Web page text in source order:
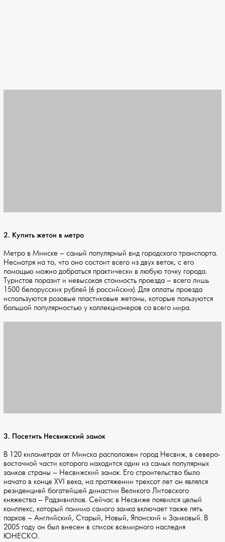
2. Купить жетон в метро
Метро в Минске – самый популярный вид городского транспорта.
Несмотря на то, что оно состоит всего из двух веток, с его
помощью можно добраться практически в любую точку города.
Туристов поразит и невысокая стоимость проезда – всего лишь
1500 белорусских рублей (6 российских). Для оплаты проезда
используются розовые пластиковые жетоны, которые пользуются
большой популярностью у коллекционеров со всего мира.
3. Посетить Несвижский замок
В 120 километрах от Минска расположен город Несвиж, в северо-
восточной части которого находится один из самых популярных
замков страны – Несвижский замок. Его строительство было
начато в конце XVI века, на протяжении трехсот лет он являлся
резиденцией богатейшей династии Великого Литовского
княжества – Радзивиллов. Сейчас в Несвиже появился целый
комплекс, который помимо самого замка включает также пять
парков – Английский, Старый, Новый, Японский и Замковый. В
2005 году он был внесен в список всемирного наследия
ЮНЕСКО.